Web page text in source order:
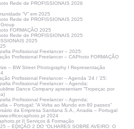
Rede de PROFISSIONAIS 2026
“V” em 2025
Rede de PROFISSIONAIS 2025
FORMAÇÃO 2025
Rede de PROFISSIONAIS 2025
2025
Profissional Freelancer – 2025:
Profissional Freelancer – CAPhoto FORMAÇÃO
– BW Street Photography I Representação
Profissional Freelancer – Agenda ’24 / ’25:
Profissional Freelancer – Agenda:
Dance Company apresentam “Tropeçar, por
Profissional Freelancer – Agenda:
– Portugal: “A Volta ao Mundo em 80 passos”
da Empresa Sanitana S.A., Anadia – Portugal
2024
II Serviços & Formação
– EDIÇÃO 2 DO “OLHARES SOBRE AVEIRO: O